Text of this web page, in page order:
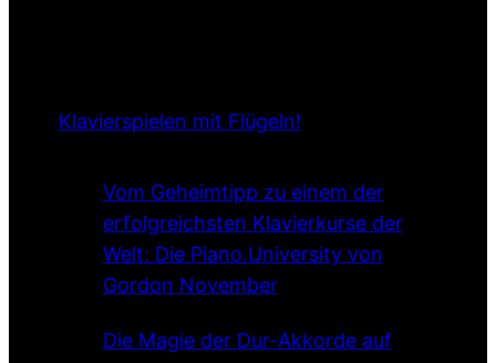
Klavierspielen mit Flügeln!
Vom Geheimtipp zu einem der
erfolgreichsten Klavierkurse der
Welt: Die Piano.University von
Gordon November
Die Magie der Dur-Akkorde auf